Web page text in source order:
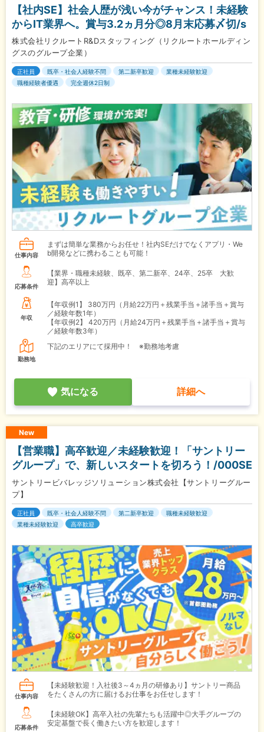
【社内SE】社会人歴が浅い今がチャンス！未経験
からIT業界へ。賞与3.2ヵ月分◎8月末応募〆切/s
株式会社リクルートR&Dスタッフィング（リクルートホールディン
グスのグループ企業）
正社員 既卒・社会人経験不問 第二新卒歓迎
業種未経験歓迎
職種経験者優遇
完全週休2日制
仕事内容
まずは簡単な業務からお任せ！社内SEだけでなくアプリ・We
b開発などに携わることも可能！
応募条件
【業界・職種未経験、既卒、第二新卒、24卒、25卒 大歓
迎】高卒以上
年収
【年収例1】
380万円（月給22万円＋残業手当＋諸手当＋賞与
／経験年数1年）
【年収例2】
420万円（月給24万円＋残業手当＋諸手当＋賞与
／経験年数3年）
勤務地
下記のエリアにて採用中！ ※勤務地考慮
気になる 詳細へ
New
【営業職】高卒歓迎／未経験歓迎！「サントリー
グループ」で、新しいスタートを切ろう！/000SE
サントリービバレッジソリューション株式会社【サントリーグルー
プ】
正社員 既卒・社会人経験不問 第二新卒歓迎
職種未経験歓迎
業種未経験歓迎
高卒歓迎
仕事内容
【未経験歓迎！入社後3～4ヵ月の研修あり】サントリー商品
をたくさんの方に届けるお仕事をお任せします！
応募条件
【未経験OK】高卒入社の先輩たちも活躍中◎大手グループの
安定基盤で長く働きたい方を歓迎します！